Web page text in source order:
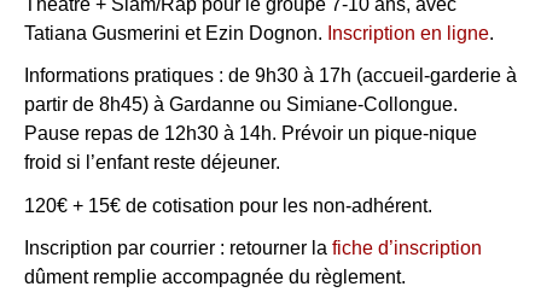
Tatiana Gusmerini et Ezin Dognon. Inscription en ligne.
Informations pratiques : de 9h30 à 17h (accueil-garderie à
partir de 8h45) à Gardanne ou Simiane-Collongue.
Pause repas de 12h30 à 14h. Prévoir un pique-nique
froid si l’enfant reste déjeuner.
120€ + 15€ de cotisation pour les non-adhérent.
Inscription par courrier : retourner la fiche d’inscription
dûment remplie accompagnée du règlement.